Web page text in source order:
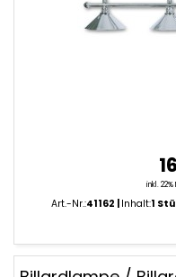
inkl.
Art.-Nr.:41162 Inhalt:1